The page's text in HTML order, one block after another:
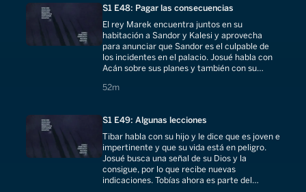
S1 E48: Pagar las consecuencias
El rey Marek encuentra juntos en su
habitación a Sandor y Kalesi y aprovecha
para anunciar que Sandor es el culpable de
los incidentes en el palacio. Josué habla con
Acán sobre sus planes y también con su
52m
52 minutes
S1 E49: Algunas lecciones
Tibar habla con su hijo y le dice que es joven e
impertinente y que su vida está en peligro.
Josué busca una señal de su Dios y la
consigue, por lo que recibe nuevas
indicaciones. Tobías ahora es parte del